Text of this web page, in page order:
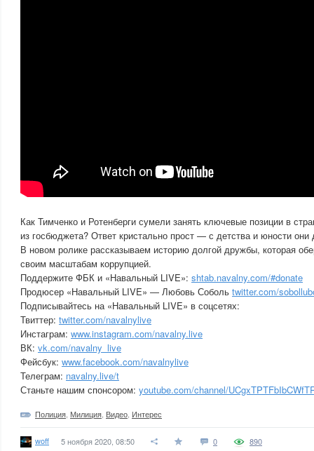
Как Тимченко и Ротенберги сумели занять ключевые позиции в
из госбюджета? Ответ кристально прост — с детства и юности
В новом ролике рассказываем историю долгой дружбы, которая
своим масштабам коррупцией.
Поддержите ФБК и «Навальный LIVE»: shtab.navalny.com/#donate
Продюсер «Навальный LIVE» — Любовь Соболь twitter.com/
Подписывайтесь на «Навальный LIVE» в соцсетях:
Твиттер: twitter.com/navalnylive
Инстаграм: www.instagram.com/navalny.live
ВК: vk.com/navalny_live
Фейсбук: www.facebook.com/navalnylive
Телеграм: navalny.live/t
Станьте нашим спонсором: youtube.com/channel/
Полиция Милиция Видео Интерес
woff 5 ноября 2020, 08:50 0 890